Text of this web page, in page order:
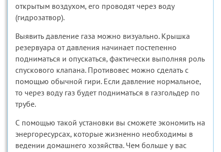
открытым воздухом, его проводят через воду
(гидрозатвор).
Выявить давление газа можно визуально. Крышка
резервуара от давления начинает постепенно
подниматься и опускаться, фактически выполняя роль
спускового клапана. Противовес можно сделать с
помощью обычной гири. Если давление нормальное,
то через воду газ будет подниматься в газгольдер по
трубе.
С помощью такой установки вы сможете экономить на
энергоресурсах, которые жизненно необходимы в
ведении домашнего хозяйства. Чем больше у вас